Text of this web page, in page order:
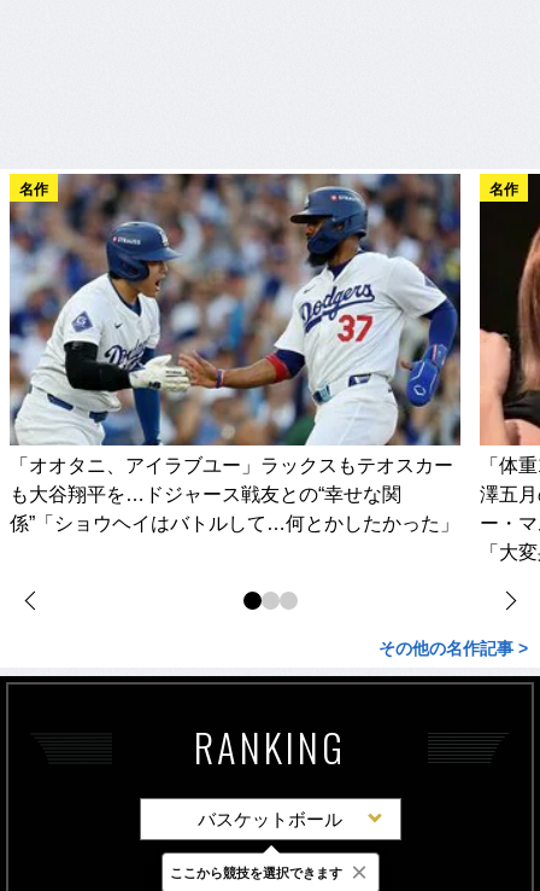
名作
「オオタニ、アイラブユー」ラックスもテオスカー
も大谷翔平を…ドジャース戦友との“幸せな関
係”「ショウヘイはバトルして…何とかしたかった」
名作
「体
澤五
ー・
「大
その他の名作記事 >
RANKING
バスケットボール
最新 24時間 週間
ここから競技を選択できます ×